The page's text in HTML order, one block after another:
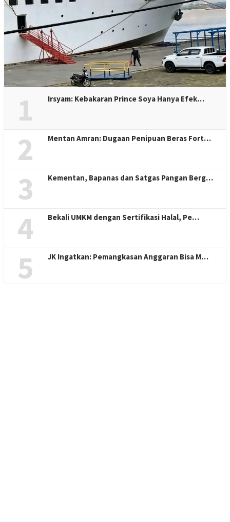
1 Irsyam: Kebakaran Prince Soya Hanya Efek…
2 Mentan Amran: Dugaan Penipuan Beras Fort…
3 Kementan, Bapanas dan Satgas Pangan Berg…
4 Bekali UMKM dengan Sertifikasi Halal, Pe…
5 JK Ingatkan: Pemangkasan Anggaran Bisa M…